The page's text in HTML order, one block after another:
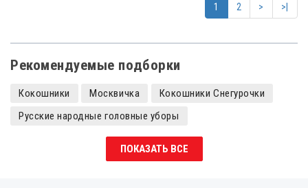
1 2 > >|
Рекомендуемые подборки
Кокошники Москвичка
Кокошники Снегурочки
Русские народные головные уборы
Кокошники с камнями
Кокошники царевны
Кокошники детские
ПОКАЗАТЬ ВСЕ